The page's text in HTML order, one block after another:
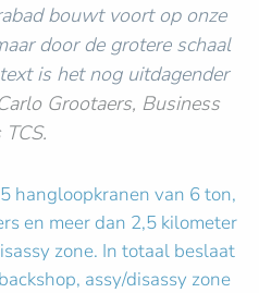
bouwt voort op onze
door de grotere schaal
is het nog uitdagender
Grootaers, Business
hangloopkranen van 6 ton,
en meer dan 2,5 kilometer
zone. In totaal beslaat
assy/disassy zone